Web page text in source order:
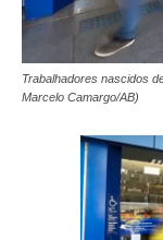
Trabalhadores nascidos
Marcelo Camargo/AB)